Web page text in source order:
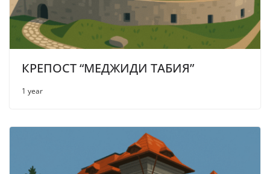
КРЕПОСТ “МЕДЖИДИ ТАБИЯ”
1 year